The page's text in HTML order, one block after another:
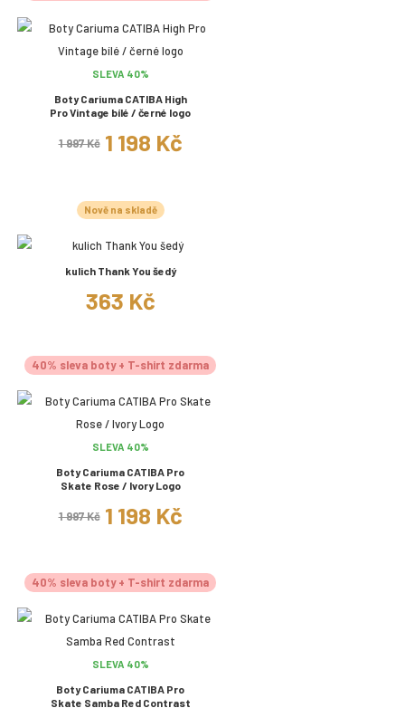
SLEVA 40%
Boty Cariuma CATIBA High
Pro Vintage bílé / černé logo
1 997 Kč 1 198 Kč
Nově na skladě
kulich Thank You šedý
363 Kč
40% sleva boty + T-shirt zdarma
SLEVA 40%
Boty Cariuma CATIBA Pro
Skate Rose / Ivory Logo
1 997 Kč 1 198 Kč
40% sleva boty + T-shirt zdarma
SLEVA 40%
Boty Cariuma CATIBA Pro
Skate Samba Red Contrast